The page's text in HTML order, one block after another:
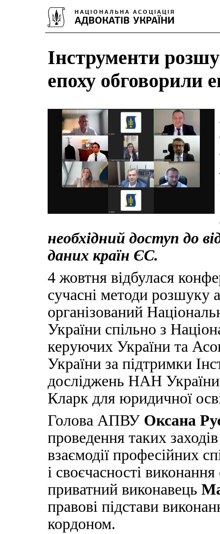
Інструменти
епоху обговорили
необхідний доступ до
даних країн ЄС.
4 жовтня відбулася
сучасні методи розшуку
організований
України спільно з
керуючих України та
України за підтримки
досліджень НАН
Кларк для юридичної
Голова АПВУ Оксана
проведення таких
взаємодії професійних
і своєчасності
приватний виконавець
правові підстави
кордоном.